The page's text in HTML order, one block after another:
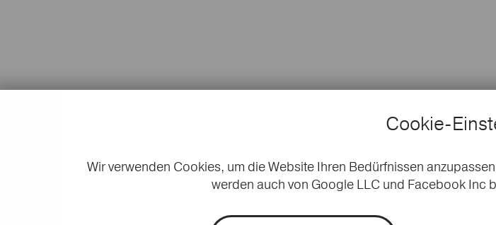
Cookie-
Wir verwenden Cookies, um die Website Ihren Bedürfnissen
werden auch von Google LLC und Facebook Inc